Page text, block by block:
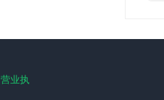
营业执